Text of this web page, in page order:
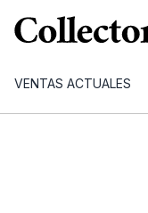
VENTAS ACTUALES